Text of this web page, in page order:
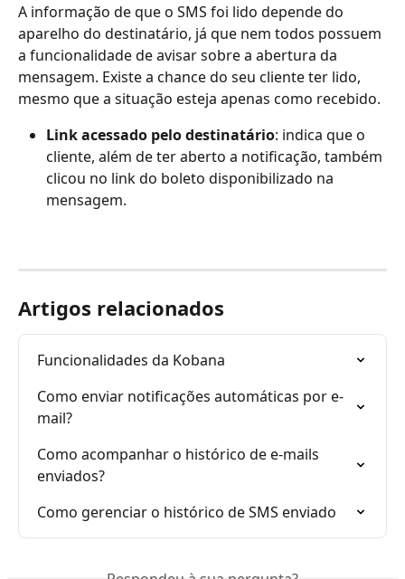
A informação de que o SMS foi lido depende do
aparelho do destinatário, já que nem todos possuem
a funcionalidade de avisar sobre a abertura da
mensagem. Existe a chance do seu cliente ter lido,
mesmo que a situação esteja apenas como recebido.
Link acessado pelo destinatário: indica que o
cliente, além de ter aberto a notificação, também
clicou no link do boleto disponibilizado na
mensagem.
Artigos relacionados
Funcionalidades da Kobana
Como enviar notificações automáticas por e-
mail?
Como acompanhar o histórico de e-mails
enviados?
Como gerenciar o histórico de SMS enviado